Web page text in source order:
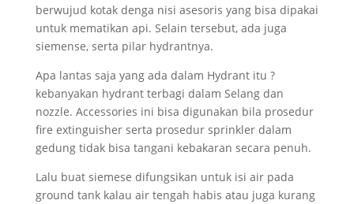
berwujud kotak denga nisi asesoris yang bisa dipakai
untuk mematikan api. Selain tersebut, ada juga
siemense, serta pilar hydrantnya.
Apa lantas saja yang ada dalam Hydrant itu ?
kebanyakan hydrant terbagi dalam Selang dan
nozzle. Accessories ini bisa digunakan bila prosedur
fire extinguisher serta prosedur sprinkler dalam
gedung tidak bisa tangani kebakaran secara penuh.
Lalu buat siemese difungsikan untuk isi air pada
ground tank kalau air tengah habis atau juga kurang